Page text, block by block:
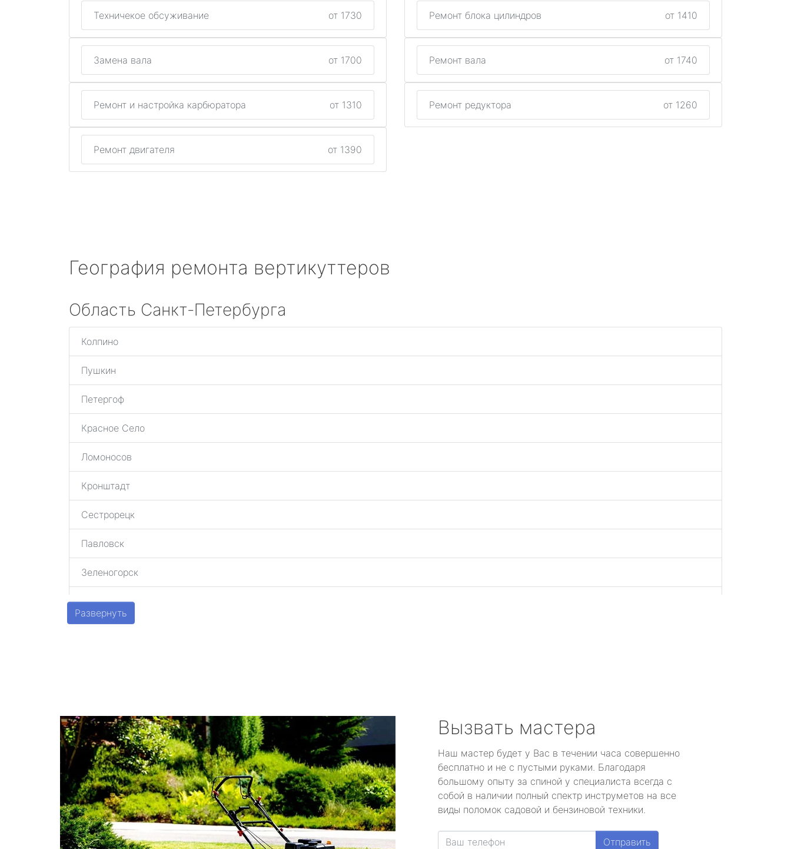
Техничекое обсуживание от 1730 Ремонт блока цилиндров от 1410
Замена вала от 1700 Ремонт вала от 1740
Ремонт и настройка карбюратора от 1310 Ремонт редуктора от 1260
Ремонт двигателя от 1390
География ремонта вертикуттеров
Область Санкт-Петербурга
Колпино
Пушкин
Петергоф
Красное Село
Ломоносов
Кронштадт
Сестрорецк
Павловск
Зеленогорск
Шушары
Песочный
Понтонный
Левашово
Лисий Нос
Репино
Развернуть
Вызвать мастера
Наш мастер будет у Вас в течении часа совершенно
бесплатно и не с пустыми руками. Благодаря
большому опыту за спиной у специалиста всегда с
собой в наличии полный спектр инструметов на все
виды поломок садовой и бензиновой техники.
Отправить